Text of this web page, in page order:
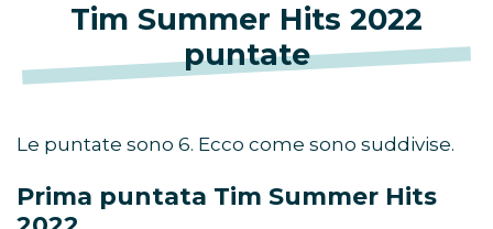
Tim Summer Hits 2022
puntate
Le puntate sono 6. Ecco come sono suddivise.
Prima puntata Tim Summer Hits